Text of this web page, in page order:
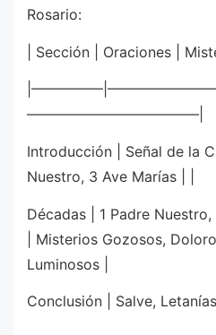
Rosario:
| Sección | Oraciones |
————————————|
Introducción | Señal de la
Nuestro, 3 Ave Marías | |
Décadas | 1 Padre
| Misterios Gozosos,
Luminosos |
Conclusión | Salve,